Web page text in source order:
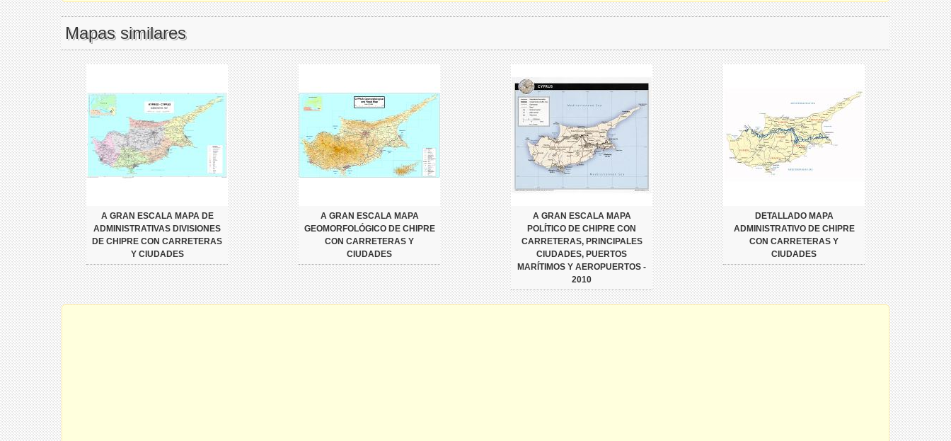
Mapas similares
A GRAN ESCALA MAPA DE
ADMINISTRATIVAS DIVISIONES
DE CHIPRE CON CARRETERAS
Y CIUDADES
A GRAN ESCALA MAPA
GEOMORFOLÓGICO DE CHIPRE
CON CARRETERAS Y
CIUDADES
A GRAN ESCALA MAPA
POLÍTICO DE CHIPRE CON
CARRETERAS, PRINCIPALES
CIUDADES, PUERTOS
MARÍTIMOS Y AEROPUERTOS -
2010
DETALLADO MAPA
ADMINISTRATIVO DE CHIPRE
CON CARRETERAS Y
CIUDADES